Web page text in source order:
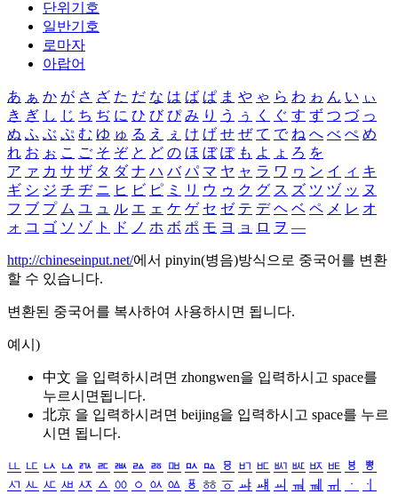
단위기호
일반기호
로마자
아랍어
あ ぁ か が さ ざ た だ な は ば ぱ ま や ゃ ら わ ゎ ん い ぃ
き ぎ し じ ち ぢ に ひ び ぴ み り う ぅ く ぐ す ず つ づ っ
ぬ ふ ぶ ぷ む ゆ ゅ る え ぇ け げ せ ぜ て で ね へ べ ぺ め
れ お ぉ こ ご そ ぞ と ど の ほ ぼ ぽ も よ ょ ろ を
ア ァ カ サ ザ タ ダ ナ ハ バ パ マ ヤ ャ ラ ワ ヮ ン イ ィ キ
ギ シ ジ チ ヂ ニ ヒ ビ ピ ミ リ ウ ゥ ク グ ス ズ ツ ヅ ッ ヌ
フ ブ プ ム ユ ュ ル エ ェ ケ ゲ セ ゼ テ デ ヘ ベ ペ メ レ オ
ォ コ ゴ ソ ゾ ト ド ノ ホ ボ ポ モ ヨ ョ ロ ヲ ―
http://chineseinput.net/에서 pinyin(병음)방식으로 중국어를 변환
할 수 있습니다.
변환된 중국어를 복사하여 사용하시면 됩니다.
예시)
中文 을 입력하시려면 zhongwen을 입력하시고 space를
누르시면됩니다.
北京 을 입력하시려면 beijing을 입력하시고 space를 누르
시면 됩니다.
ㅥ ㅦ ㅧ ㅨ ㅩ ㅪ ㅫ ㅬ ㅭ ㅮ ㅯ ㅰ ㅱ ㅲ ㅳ ㅴ ㅵ ㅶ ㅷ ㅸ
ㅹ
ㅺ ㅻ ㅼ ㅽ ㅾ ㅿ ㆀ ㆁ ㆂ ㆃ ㆄ ㆅ ㆆ ㆇ ㆈ ㆉ ㆊ ㆋ ㆌ ㆍ
ㆎ